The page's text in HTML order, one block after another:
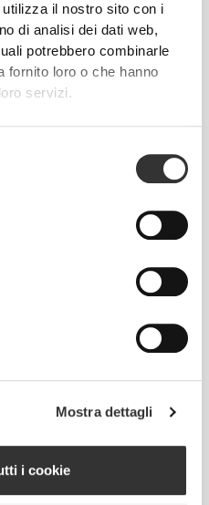
il nostro sito con i
di analisi dei dati web,
potrebbero combinarle
fornito loro o che hanno
servizi.
Mostra dettagli
i cookie
comodità e ti aiuta a
CON LA
REVOKNIT
che dà vita a capi di
come una